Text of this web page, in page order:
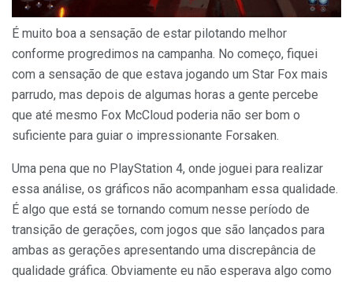
É muito boa a sensação de estar pilotando melhor
conforme progredimos na campanha. No começo, fiquei
com a sensação de que estava jogando um Star Fox mais
parrudo, mas depois de algumas horas a gente percebe
que até mesmo Fox McCloud poderia não ser bom o
suficiente para guiar o impressionante Forsaken.
Uma pena que no PlayStation 4, onde joguei para realizar
essa análise, os gráficos não acompanham essa qualidade.
É algo que está se tornando comum nesse período de
transição de gerações, com jogos que são lançados para
ambas as gerações apresentando uma discrepância de
qualidade gráfica. Obviamente eu não esperava algo como